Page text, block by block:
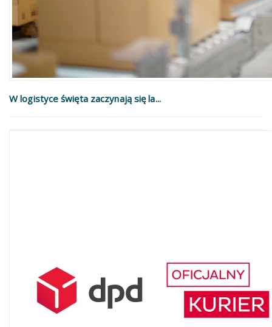
W logistyce święta zaczynają się la...